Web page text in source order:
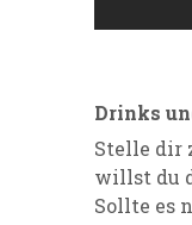
Drinks
Stelle dir
willst du
Sollte es